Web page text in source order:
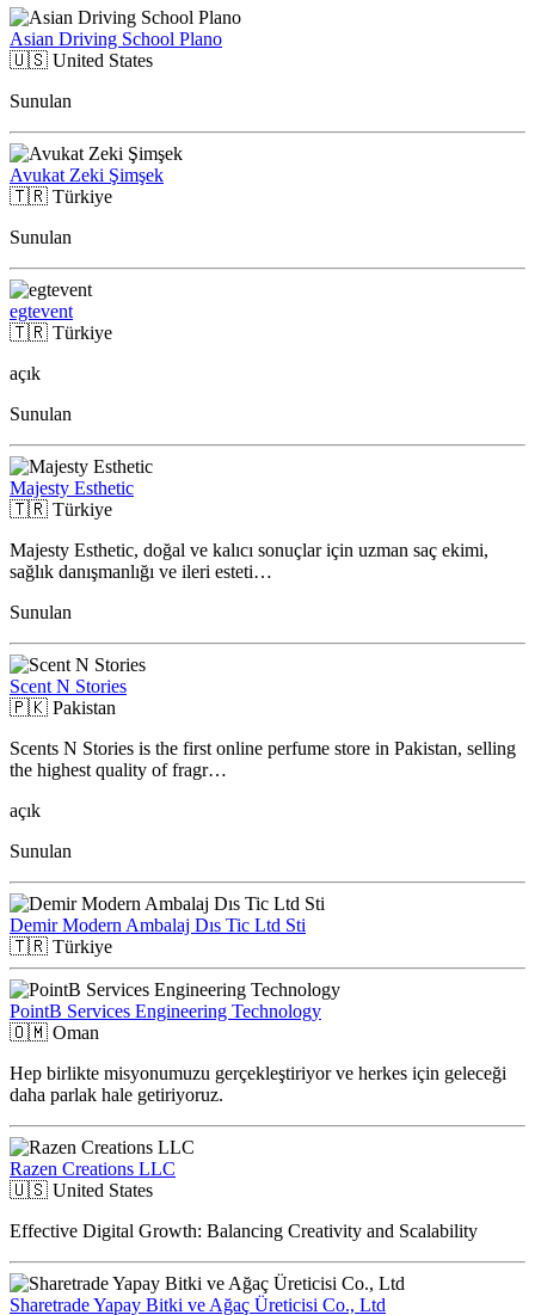
Asian Driving School Plano
🇺🇸 United States
Sunulan
Avukat Zeki Şimşek
🇹🇷 Türkiye
Sunulan
egtevent
🇹🇷 Türkiye
açık
Sunulan
Majesty Esthetic
🇹🇷 Türkiye
Majesty Esthetic, doğal ve kalıcı sonuçlar için uzman saç ekimi,
sağlık danışmanlığı ve ileri esteti…
Sunulan
Scent N Stories
🇵🇰 Pakistan
Scents N Stories is the first online perfume store in Pakistan, selling
the highest quality of fragr…
açık
Sunulan
Demir Modern Ambalaj Dıs Tic Ltd Sti
🇹🇷 Türkiye
PointB Services Engineering Technology
🇴🇲 Oman
Hep birlikte misyonumuzu gerçekleştiriyor ve herkes için geleceği
daha parlak hale getiriyoruz.
Razen Creations LLC
🇺🇸 United States
Effective Digital Growth: Balancing Creativity and Scalability
Sharetrade Yapay Bitki ve Ağaç Üreticisi Co., Ltd